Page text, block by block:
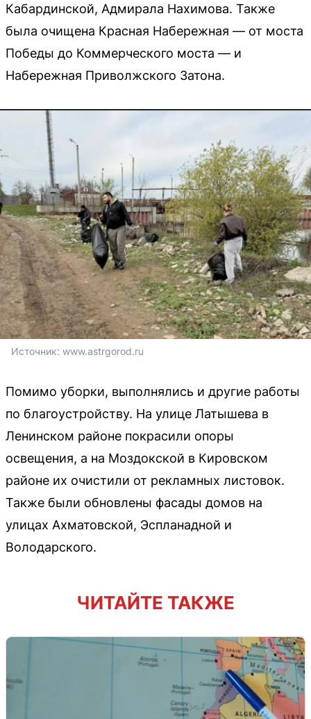
Кабардинской, Адмирала Нахимова. Также
была очищена Красная Набережная — от моста
Победы до Коммерческого моста — и
Набережная Приволжского Затона.
Источник: www.astrgorod.ru
Помимо уборки, выполнялись и другие работы
по благоустройству. На улице Латышева в
Ленинском районе покрасили опоры
освещения, а на Моздокской в Кировском
районе их очистили от рекламных листовок.
Также были обновлены фасады домов на
улицах Ахматовской, Эспланадной и
Володарского.
ЧИТАЙТЕ ТАКЖЕ